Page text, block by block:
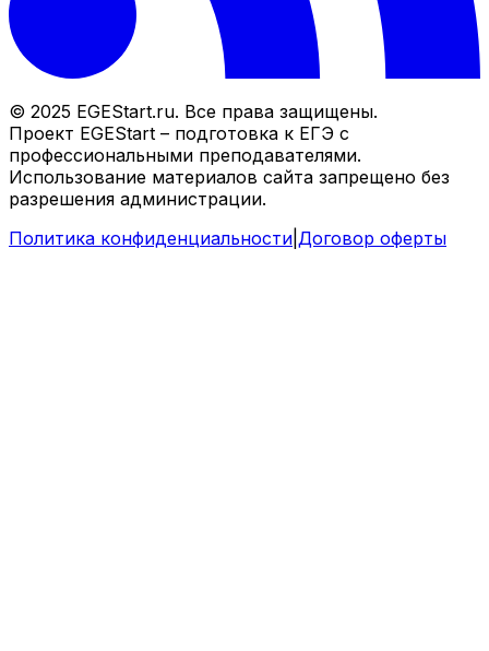
© 2025 EGEStart.ru. Все права защищены.
Проект EGEStart – подготовка к ЕГЭ с
профессиональными преподавателями.
Использование материалов сайта запрещено без
разрешения администрации.
Политика конфиденциальности Договор оферты